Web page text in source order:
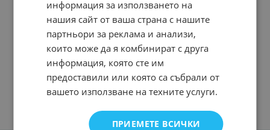
информация за използването на
нашия сайт от ваша страна с нашите
партньори за реклама и анализи,
които може да я комбинират с друга
информация, която сте им
предоставили или която са събрали от
вашето използване на техните услуги.
ПРИЕМЕТЕ ВСИЧКИ